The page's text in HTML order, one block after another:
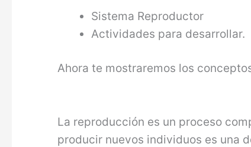
Sistema Reproductor
Actividades para desarrollar.
Ahora te mostraremos los
La reproducción es un proceso
producir nuevos individuos es una